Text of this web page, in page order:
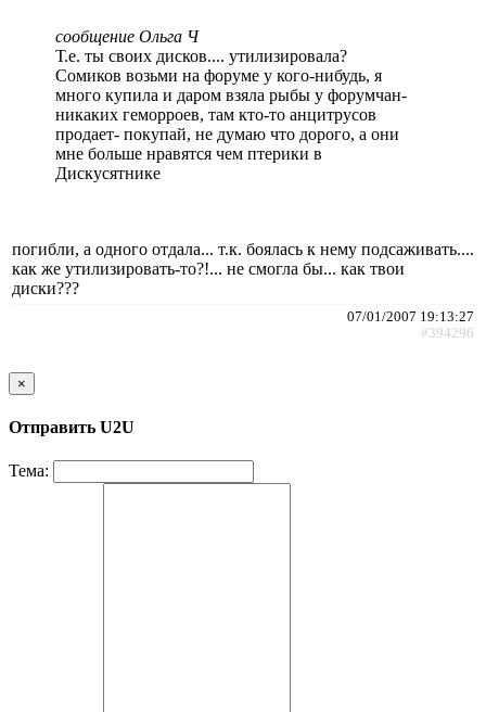
сообщение Ольга Ч
Т.е. ты своих дисков.... утилизировала?
Сомиков возьми на форуме у кого-нибудь, я
много купила и даром взяла рыбы у форумчан-
никаких геморроев, там кто-то анцитрусов
продает- покупай, не думаю что дорого, а они
мне больше нравятся чем птерики в
Дискусятнике
погибли, а одного отдала... т.к. боялась к нему подсаживать....
как же утилизировать-то?!... не смогла бы... как твои
диски???
07/01/2007 19:13:27
#394296
×
Отправить U2U
Тема: